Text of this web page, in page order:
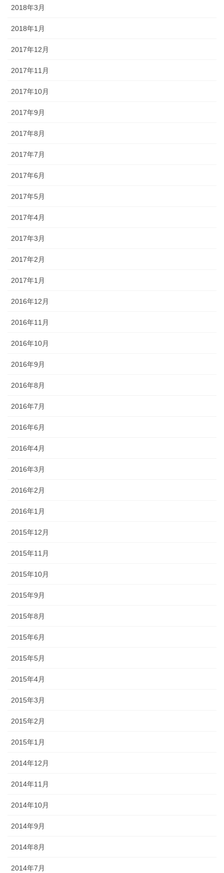
2018年3月
2018年1月
2017年12月
2017年11月
2017年10月
2017年9月
2017年8月
2017年7月
2017年6月
2017年5月
2017年4月
2017年3月
2017年2月
2017年1月
2016年12月
2016年11月
2016年10月
2016年9月
2016年8月
2016年7月
2016年6月
2016年4月
2016年3月
2016年2月
2016年1月
2015年12月
2015年11月
2015年10月
2015年9月
2015年8月
2015年6月
2015年5月
2015年4月
2015年3月
2015年2月
2015年1月
2014年12月
2014年11月
2014年10月
2014年9月
2014年8月
2014年7月